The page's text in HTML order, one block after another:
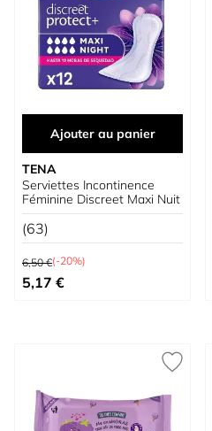
Ajouter au panier
TENA
Serviettes Incontinence
Féminine Discreet Maxi Nuit
(63)
Prix normal
6,50 €(-20%)
Prix spécial
5,17 €